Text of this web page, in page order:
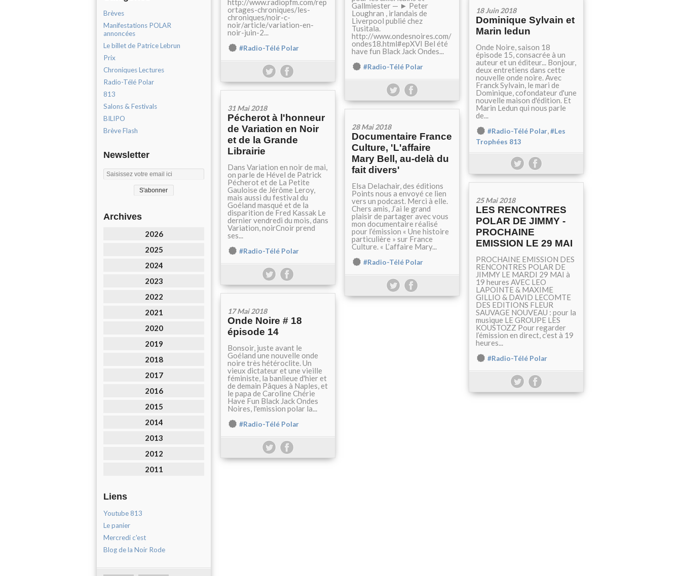
Brèves
Manifestations POLAR
annoncées
Le billet de Patrice Lebrun
Prix
Chroniques Lectures
Radio-Télé Polar
813
Salons & Festivals
BILIPO
Brève Flash
Newsletter
Archives
2026
2025
2024
2023
2022
2021
2020
2019
2018
2017
2016
2015
2014
2013
2012
2011
Liens
Youtube 813
Le panier
Mercredi c'est
Blog de la Noir Rode
http://www.radiopfm.com/rep
ortages-chroniques/les-
chroniques/noir-c-
noir/article/variation-en-
noir-juin-2...
#Radio-Télé Polar
Gallmiester — ► Peter
Loughran , irlandais de
Liverpool publié chez
Tusitala.
http://www.ondesnoires.com/
ondes18.html#epXVI Bel été
have fun Black Jack Ondes...
#Radio-Télé Polar
18 Juin 2018
Dominique Sylvain et
Marin ledun
Onde Noire, saison 18
épisode 15, consacrée à un
auteur et un éditeur... Bonjour,
deux entretiens dans cette
nouvelle onde noire. Avec
Franck Sylvain, le mari de
Dominique, cofondateur d'une
nouvelle maison d'édition. Et
Marin Ledun qui nous parle
de...
#Radio-Télé Polar,#Les
Trophées 813
31 Mai 2018
Pécherot à l'honneur
de Variation en Noir
et de la Grande
Librairie
Dans Variation en noir de mai,
on parle de Hével de Patrick
Pécherot et de La Petite
Gauloise de Jérôme Leroy,
mais aussi du festival du
Goéland masqué et de la
disparition de Fred Kassak Le
dernier vendredi du mois, dans
Variation, noirCnoir prend
ses...
#Radio-Télé Polar
28 Mai 2018
Documentaire France
Culture, 'L'affaire
Mary Bell, au-delà du
fait divers'
Elsa Delachair, des éditions
Points nous a envoyé ce lien
vers un podcast. Merci à elle.
Chers amis, J’ai le grand
plaisir de partager avec vous
mon documentaire réalisé
pour l’émission « Une histoire
particulière » sur France
Culture. « L’affaire Mary...
#Radio-Télé Polar
25 Mai 2018
LES RENCONTRES
POLAR DE JIMMY -
PROCHAINE
EMISSION LE 29 MAI
PROCHAINE EMISSION DES
RENCONTRES POLAR DE
JIMMY LE MARDI 29 MAI à
19 heures AVEC LEO
LAPOINTE & MAXIME
GILLIO & DAVID LECOMTE
DES EDITIONS FLEUR
SAUVAGE NOUVEAU : pour la
musique LE GROUPE LES
KOUSTOZZ Pour regarder
l’émission en direct, c’est à 19
heures...
#Radio-Télé Polar
17 Mai 2018
Onde Noire # 18
épisode 14
Bonsoir, juste avant le
Goéland une nouvelle onde
noire très hétéroclite. Un
vieux dictateur et une vieille
féministe, la banlieue d'hier et
de demain Pâques à Naples, et
le papa de Caroline Chérie
Have Fun Black Jack Ondes
Noires, l'emission polar la...
#Radio-Télé Polar